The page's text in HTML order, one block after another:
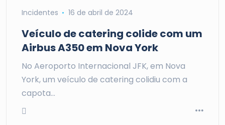
Incidentes 16 de abril de 2024
Veículo de catering colide com um
Airbus A350 em Nova York
No Aeroporto Internacional JFK, em Nova
York, um veículo de catering colidiu com a
capota…